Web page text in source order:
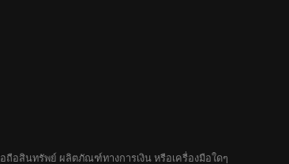
อสินทรัพย์ ผลิตภัณฑ์ทางการเงิน หรือเครื่องมือใดๆ